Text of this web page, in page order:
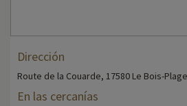
Dirección
Route de la Couarde, 17580 Le Bois-
En las cercanías